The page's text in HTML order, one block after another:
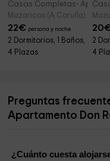
Casas Completas-
Mazaricos (A Coruña)
22€ persona y noche
2 Dormitorios, 1 Baños,
4 Plazas
20
2
4
Preguntas
Apartamento Don
¿Cuánto cuesta